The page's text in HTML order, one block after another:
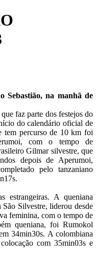
Sebastião, na manhã de
faz parte dos festejos do
do calendário oficial de
tem percurso de 10 km foi
com o tempo de
Gilmar silvestre, que
depois de Aperumoi,
pelo tanzaniano
A queniana
Silvestre, liderou desde
feminina, com o tempo de
queniana, foi Rumokol
34min30s. A colombiana
com 35min03s e